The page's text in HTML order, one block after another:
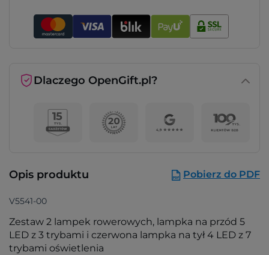
Dlaczego OpenGift.pl?
Opis produktu Pobierz do PDF
V5541-00
Zestaw 2 lampek rowerowych, lampka na przód 5
LED z 3 trybami i czerwona lampka na tył 4 LED z 7
trybami oświetlenia